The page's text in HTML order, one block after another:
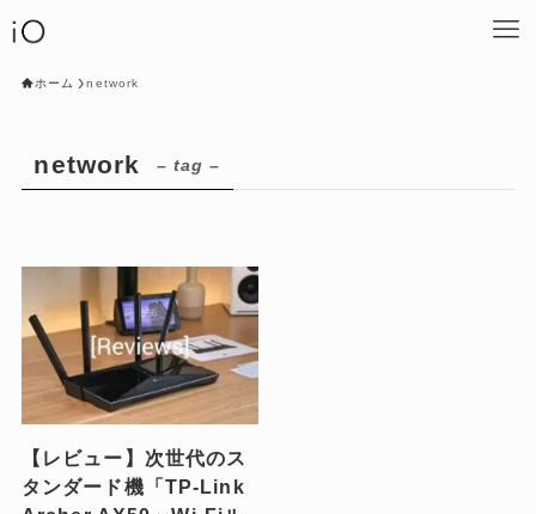
ホーム network
network – tag –
【レビュー】次世代のス
タンダード機「TP-Link